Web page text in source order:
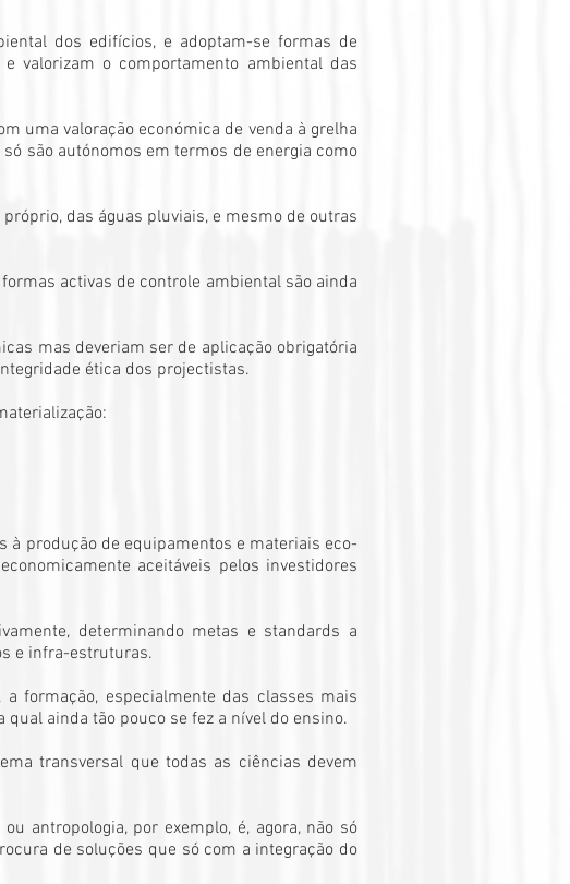
dos edifícios, e adoptam-se formas de
valorizam o comportamento ambiental das
uma valoração económica de venda à grelha
são autónomos em termos de energia como
das águas pluviais, e mesmo de outras
activas de controle ambiental são ainda
mas deveriam ser de aplicação obrigatória
ética dos projectistas.
produção de equipamentos e materiais eco-
aceitáveis pelos investidores
determinando metas e standards a
e infra-estruturas.
formação, especialmente das classes mais
ainda tão pouco se fez a nível do ensino.
transversal que todas as ciências devem
antropologia, por exemplo, é, agora, não só
de soluções que só com a integração do